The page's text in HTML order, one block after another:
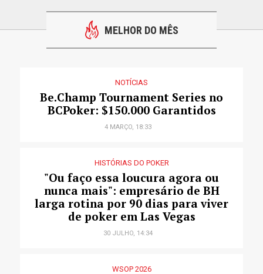
MELHOR DO MÊS
NOTÍCIAS
Be.Champ Tournament Series no
BCPoker: $150.000 Garantidos
4 MARÇO, 18:33
HISTÓRIAS DO POKER
"Ou faço essa loucura agora ou
nunca mais": empresário de BH
larga rotina por 90 dias para viver
de poker em Las Vegas
30 JULHO, 14:34
WSOP 2026